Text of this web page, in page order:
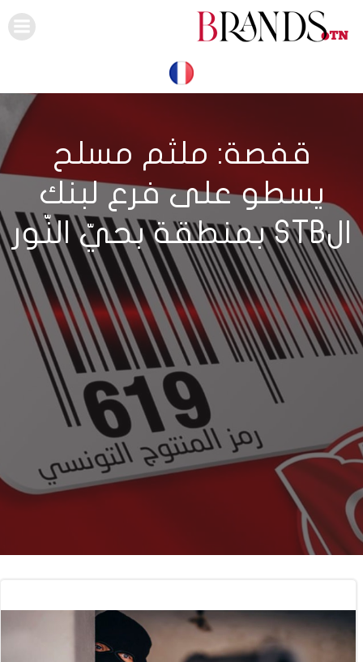
قفصة: ملثم مسلح
يسطو على فرع لبنك
الSTB بمنطقة بحيّ النّور